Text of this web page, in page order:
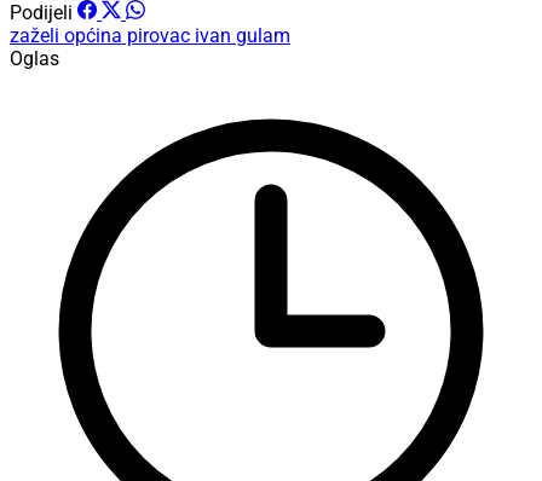
Podijeli
zaželi općina pirovac ivan gulam
Oglas